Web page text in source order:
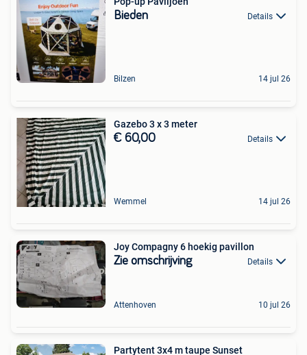
Bieden Details
Bilzen 14 jul 26
Gazebo 3 x 3 meter
€ 60,00 Details
Wemmel 14 jul 26
Joy Compagny 6 hoekig pavillon
Zie omschrijving Details
Attenhoven 10 jul 26
Partytent 3x4 m taupe Sunset